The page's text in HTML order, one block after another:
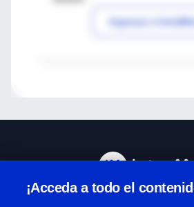
Ingresar a
¡Acceda a todo el